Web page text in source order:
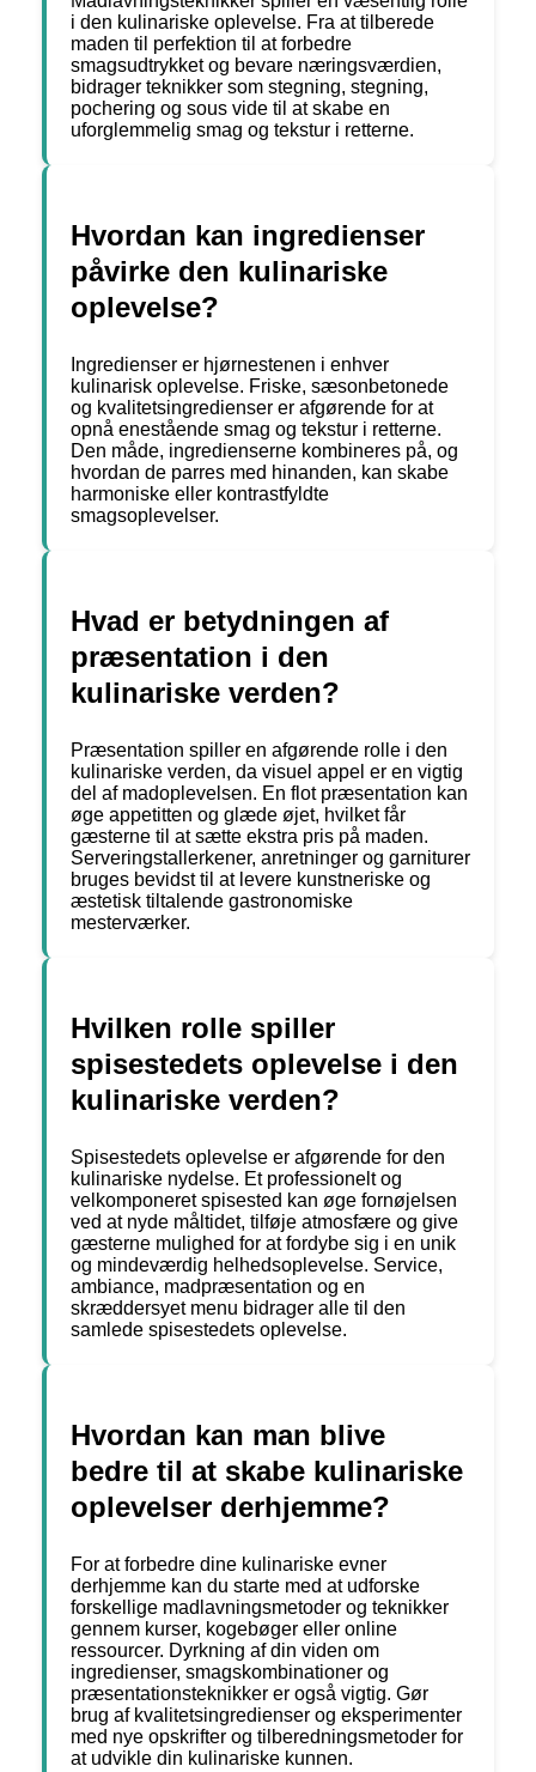
i den kulinariske oplevelse. Fra at tilberede
maden til perfektion til at forbedre
smagsudtrykket og bevare næringsværdien,
bidrager teknikker som stegning, stegning,
pochering og sous vide til at skabe en
uforglemmelig smag og tekstur i retterne.
Hvordan kan ingredienser
påvirke den kulinariske
oplevelse?
Ingredienser er hjørnestenen i enhver
kulinarisk oplevelse. Friske, sæsonbetonede
og kvalitetsingredienser er afgørende for at
opnå enestående smag og tekstur i retterne.
Den måde, ingredienserne kombineres på, og
hvordan de parres med hinanden, kan skabe
harmoniske eller kontrastfyldte
smagsoplevelser.
Hvad er betydningen af ​​
præsentation i den
kulinariske verden?
Præsentation spiller en afgørende rolle i den
kulinariske verden, da visuel appel er en vigtig
del af madoplevelsen. En flot præsentation kan
øge appetitten og glæde øjet, hvilket får
gæsterne til at sætte ekstra pris på maden.
Serveringstallerkener, anretninger og garniturer
bruges bevidst til at levere kunstneriske og
æstetisk tiltalende gastronomiske
mesterværker.
Hvilken rolle spiller
spisestedets oplevelse i den
kulinariske verden?
Spisestedets oplevelse er afgørende for den
kulinariske nydelse. Et professionelt og
velkomponeret spisested kan øge fornøjelsen
ved at nyde måltidet, tilføje atmosfære og give
gæsterne mulighed for at fordybe sig i en unik
og mindeværdig helhedsoplevelse. Service,
ambiance, madpræsentation og en
skræddersyet menu bidrager alle til den
samlede spisestedets oplevelse.
Hvordan kan man blive
bedre til at skabe kulinariske
oplevelser derhjemme?
For at forbedre dine kulinariske evner
derhjemme kan du starte med at udforske
forskellige madlavningsmetoder og teknikker
gennem kurser, kogebøger eller online
ressourcer. Dyrkning af din viden om
ingredienser, smagskombinationer og
præsentationsteknikker er også vigtig. Gør
brug af kvalitetsingredienser og eksperimenter
med nye opskrifter og tilberedningsmetoder for
at udvikle din kulinariske kunnen.